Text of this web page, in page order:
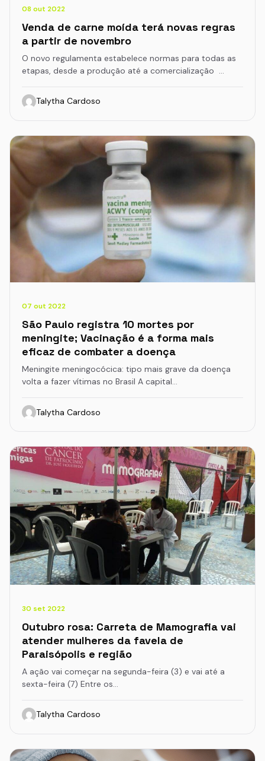
08 out 2022
Venda de carne moída terá novas regras
a partir de novembro
O novo regulamenta estabelece normas para todas as
etapas, desde a produção até a comercialização …
Talytha Cardoso
07 out 2022
São Paulo registra 10 mortes por
meningite; Vacinação é a forma mais
eficaz de combater a doença
Meningite meningocócica: tipo mais grave da doença
volta a fazer vítimas no Brasil A capital…
Talytha Cardoso
30 set 2022
Outubro rosa: Carreta de Mamografia vai
atender mulheres da favela de
Paraisópolis e região
A ação vai começar na segunda-feira (3) e vai até a
sexta-feira (7) Entre os…
Talytha Cardoso